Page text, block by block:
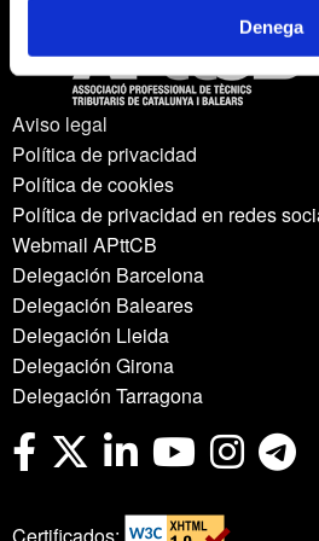
Denega
Aviso legal
Política de privacidad
Política de cookies
Política de privacidad en redes
Webmail APttCB
Delegación Barcelona
Delegación Baleares
Delegación Lleida
Delegación Girona
Delegación Tarragona